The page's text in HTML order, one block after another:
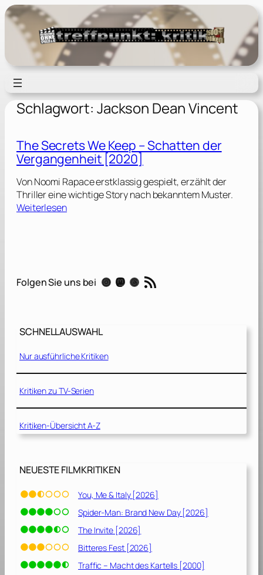
Zum
Inhalt
springen
Schlagwort: Jackson Dean Vincent
The Secrets We Keep – Schatten der
Vergangenheit [2020]
Von Noomi Rapace erstklassig gespielt, erzählt der
Thriller eine wichtige Story nach bekanntem Muster.
Weiterlesen:
c
s
e
K
e
–
c
a
t
e
n
e
Folgen Sie uns bei Instagram Mastodon Threads RSS-Feed
SCHNELLAUSWAHL
Nur ausführliche Kritiken
Kritiken zu TV-Serien
Kritiken-Übersicht A-Z
NEUESTE FILMKRITIKEN
You, Me & Italy [2026]
Spider-Man: Brand New Day [2026]
The Invite [2026]
Bitteres Fest [2026]
Traffic – Macht des Kartells [2000]